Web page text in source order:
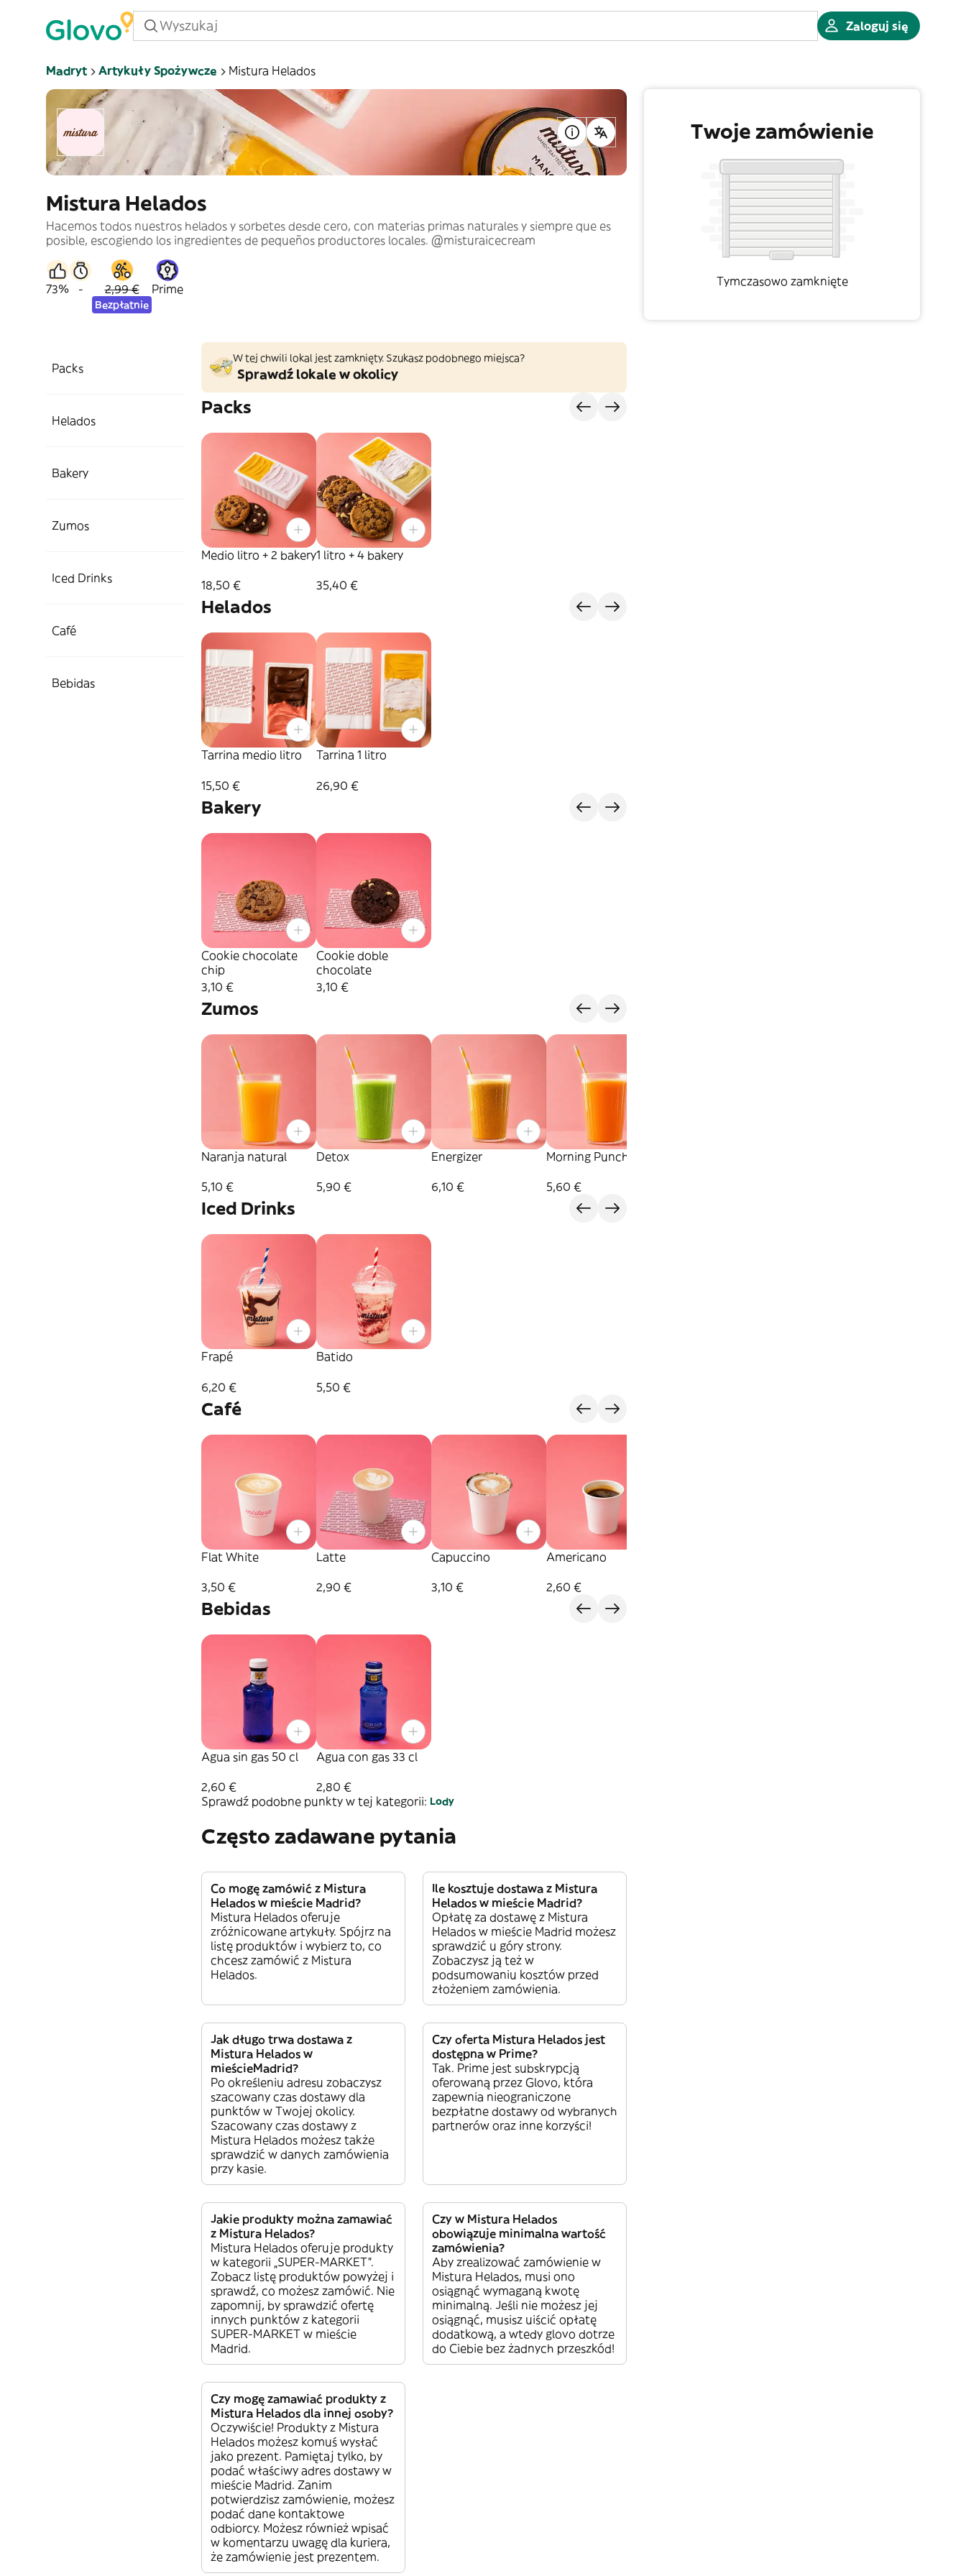
Zaloguj się
Madryt Artykuły Spożywcze Mistura Helados
Mistura Helados
Hacemos todos nuestros helados y sorbetes desde cero, con materias primas naturales y siempre que es
posible, escogiendo los ingredientes de pequeños productores locales. @misturaicecream
73% - 2,99 €
Bezpłatnie
Prime
Packs
Helados
Bakery
Zumos
Iced Drinks
Café
Bebidas
W tej chwili lokal jest zamknięty. Szukasz podobnego miejsca?
Sprawdź lokale w okolicy
Packs
Medio litro + 2 bakery
18,50 €
1 litro + 4 bakery
35,40 €
Helados
Tarrina medio litro
15,50 €
Tarrina 1 litro
26,90 €
Bakery
Cookie chocolate
chip
3,10 €
Cookie doble
chocolate
3,10 €
Zumos
Naranja natural
5,10 €
Detox
5,90 €
Energizer
6,10 €
Morning Punch
5,60 €
Iced Drinks
Frapé
6,20 €
Batido
5,50 €
Café
Flat White
3,50 €
Latte
2,90 €
Capuccino
3,10 €
Americano
2,60 €
Bebidas
Agua sin gas 50 cl
2,60 €
Agua con gas 33 cl
2,80 €
Sprawdź podobne punkty w tej kategorii: Lody
Często zadawane pytania
Co mogę zamówić z Mistura
Helados w mieście Madrid?
Mistura Helados oferuje
zróżnicowane artykuły. Spójrz na
listę produktów i wybierz to, co
chcesz zamówić z Mistura
Helados.
Ile kosztuje dostawa z Mistura
Helados w mieście Madrid?
Opłatę za dostawę z Mistura
Helados w mieście Madrid możesz
sprawdzić u góry strony.
Zobaczysz ją też w
podsumowaniu kosztów przed
złożeniem zamówienia.
Jak długo trwa dostawa z
Mistura Helados w
mieścieMadrid?
Po określeniu adresu zobaczysz
szacowany czas dostawy dla
punktów w Twojej okolicy.
Szacowany czas dostawy z
Mistura Helados możesz także
sprawdzić w danych zamówienia
przy kasie.
Czy oferta Mistura Helados jest
dostępna w Prime?
Tak. Prime jest subskrypcją
oferowaną przez Glovo, która
zapewnia nieograniczone
bezpłatne dostawy od wybranych
partnerów oraz inne korzyści!
Jakie produkty można zamawiać
z Mistura Helados?
Mistura Helados oferuje produkty
w kategorii „SUPER-MARKET”.
Zobacz listę produktów powyżej i
sprawdź, co możesz zamówić. Nie
zapomnij, by sprawdzić ofertę
innych punktów z kategorii
SUPER-MARKET w mieście
Madrid.
Czy w Mistura Helados
obowiązuje minimalna wartość
zamówienia?
Aby zrealizować zamówienie w
Mistura Helados, musi ono
osiągnąć wymaganą kwotę
minimalną. Jeśli nie możesz jej
osiągnąć, musisz uiścić opłatę
dodatkową, a wtedy glovo dotrze
do Ciebie bez żadnych przeszkód!
Czy mogę zamawiać produkty z
Mistura Helados dla innej osoby?
Oczywiście! Produkty z Mistura
Helados możesz komuś wysłać
jako prezent. Pamiętaj tylko, by
podać właściwy adres dostawy w
mieście Madrid. Zanim
potwierdzisz zamówienie, możesz
podać dane kontaktowe
odbiorcy. Możesz również wpisać
w komentarzu uwagę dla kuriera,
że zamówienie jest prezentem.
Twoje zamówienie
Tymczasowo zamknięte